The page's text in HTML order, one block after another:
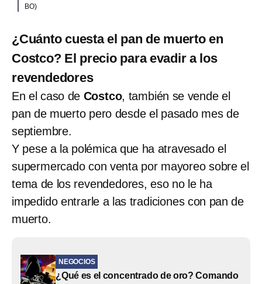
BO)
¿Cuánto cuesta el pan de muerto en
Costco? El precio para evadir a los
revendedores
En el caso de Costco, también se vende el
pan de muerto pero desde el pasado mes de
septiembre.
Y pese a la polémica que ha atravesado el
supermercado con venta por mayoreo sobre el
tema de los revendedores, eso no le ha
impedido entrarle a las tradiciones con pan de
muerto.
NEGOCIOS
¿Qué es el concentrado de oro? Comando